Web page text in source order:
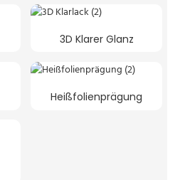
3D Klarer Glanz
Heißfolienprägung